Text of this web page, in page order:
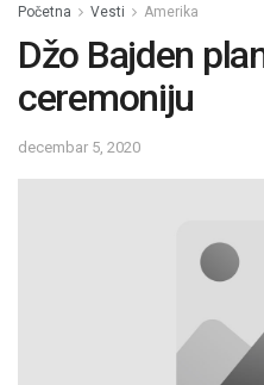
Početna Vesti Amerika
Džo Bajden
ceremoniju
decembar 5, 2020